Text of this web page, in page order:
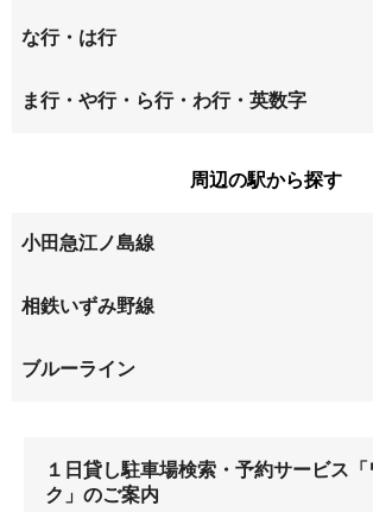
和泉中央南
渋谷
高倉 長後
な行・は行
中田北 中田町
ま行・や行・ら行・わ行・英数字
周辺の駅から探す
小田急江ノ島線
長後
相鉄いずみ野線
ゆめが丘
ブルーライン
１日貸し駐車場検索・予約サービス
ク」のご案内